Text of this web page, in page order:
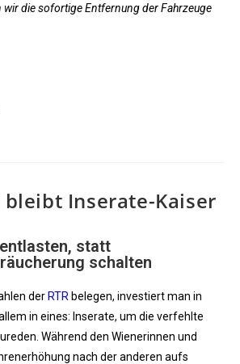
wir die sofortige Entfernung der Fahrzeuge
bleibt Inserate-Kaiser
statt
schalten
der RTR belegen, investiert man in
in eines: Inserate, um die verfehlte
Während den Wienerinnen und
nach der anderen aufs